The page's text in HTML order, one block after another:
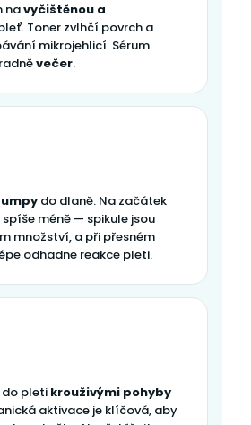
navyčištěnou a
Toner zvlhčí povrch a
mikrojehlicí. Sérum
večer.
do dlaně. Na začátek
méně — spikule jsou
množství, a při přesném
odhadne reakce pleti.
pleti krouživými pohyby
aktivace je klíčová, aby